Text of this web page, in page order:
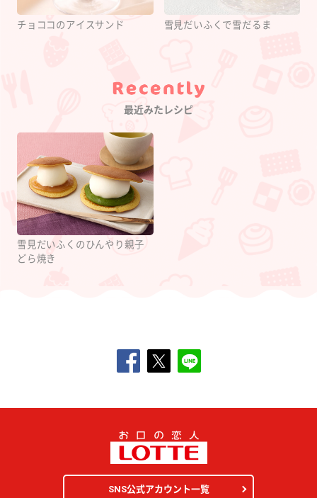
チョココのアイスサンド 雪見だいふくで雪だるま
Category
最近みたレシピ
雪見だいふくのひんやり親子
どら焼き
SNS公式アカウント一覧